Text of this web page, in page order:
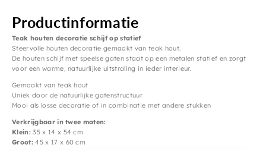
Productinformatie
Teak houten decoratie schijf op statief
Sfeervolle houten decoratie gemaakt van teak hout.
De houten schijf met speelse gaten staat op een metalen statief en zorgt
voor een warme, natuurlijke uitstraling in ieder interieur.
Gemaakt van teak hout
Uniek door de natuurlijke gatenstructuur
Mooi als losse decoratie of in combinatie met andere stukken
Verkrijgbaar in twee maten:
Klein:35 x 14 x 54 cm
Groot:45 x 17 x 60 cm